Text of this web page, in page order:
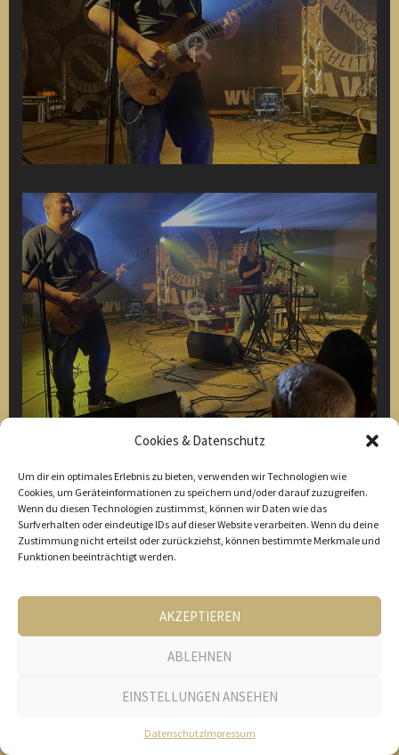
Cookies & Datenschutz
Um dir ein optimales Erlebnis zu bieten, verwenden wir Technologien wie
Cookies, um Geräteinformationen zu speichern und/oder darauf zuzugreifen.
Wenn du diesen Technologien zustimmst, können wir Daten wie das
Surfverhalten oder eindeutige IDs auf dieser Website verarbeiten. Wenn du deine
Zustimmung nicht erteilst oder zurückziehst, können bestimmte Merkmale und
Funktionen beeinträchtigt werden.
AKZEPTIEREN
ABLEHNEN
EINSTELLUNGEN ANSEHEN
DatenschutzImpressum